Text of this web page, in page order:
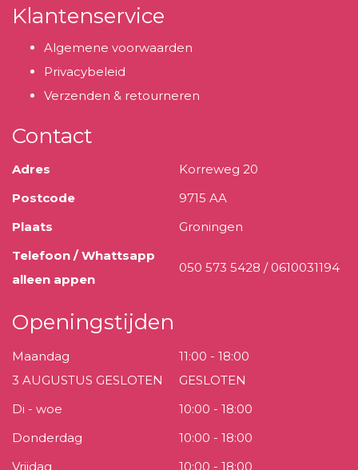
Klantenservice
Algemene voorwaarden
Privacybeleid
Verzenden & retourneren
Contact
Adres
Korreweg 20
Postcode
9715 AA
Plaats
Groningen
Telefoon / Whattsapp
alleen appen
050 573 5428 / 0610031194
Openingstijden
Maandag
3 AUGUSTUS GESLOTEN
11:00 - 18:00
GESLOTEN
Di - woe
10:00 - 18:00
Donderdag
10:00 - 18:00
Vrijdag
10:00 - 18:00